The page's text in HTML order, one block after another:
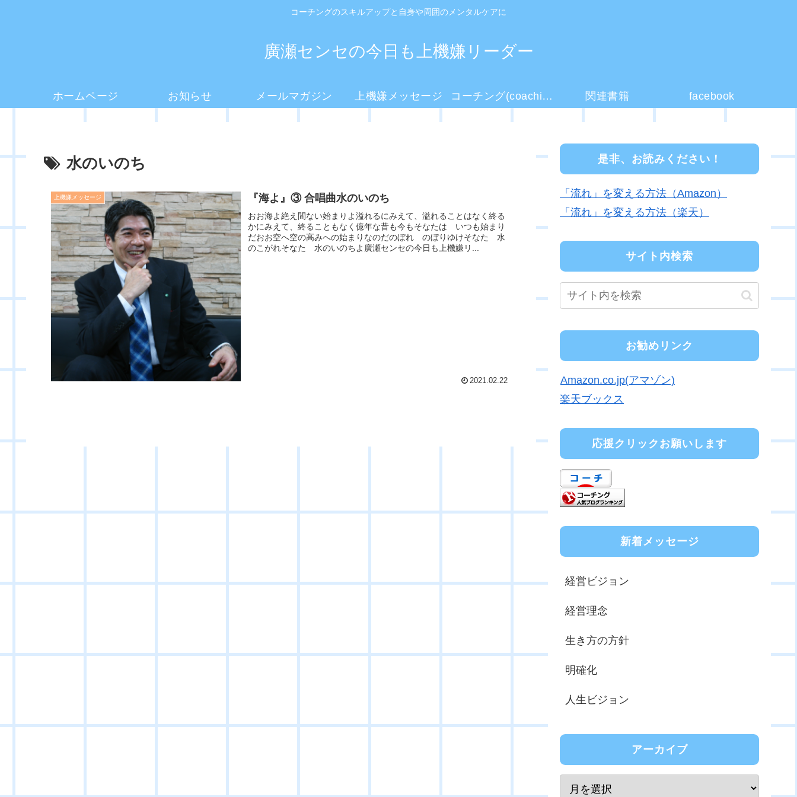
コーチングのスキルアップと自身や周囲のメンタルケアに
廣瀬センセの今日も上機嫌リーダー
ホームページ お知らせ メールマガジン 上機嫌メッセージ コーチング(coaching)とは？ 関連書籍 facebook
水のいのち
上機嫌メッセージ 『海よ』③ 合唱曲水のいのち
おお海よ絶え間ない始まりよ溢れるにみえて、溢れることはなく終る
かにみえて、終ることもなく億年な昔も今もそなたは いつも始まり
だおお空へ空の高みへの始まりなのだのぼれ のぼりゆけそなた 水
のこがれそなた 水のいのちよ廣瀬センセの今日も上機嫌リ...
2021.02.22
是非、お読みください！
「流れ」を変える方法（Amazon）
「流れ」を変える方法（楽天）
サイト内検索
お勧めリンク
Amazon.co.jp(アマゾン)
楽天ブックス
応援クリックお願いします
新着メッセージ
経営ビジョン
経営理念
生き方の方針
明確化
人生ビジョン
アーカイブ